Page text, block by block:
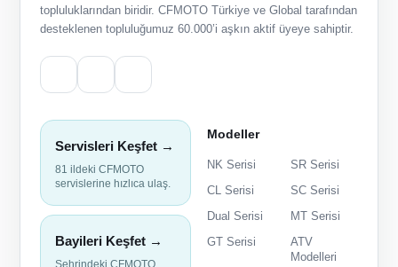
topluluklarından biridir. CFMOTO Türkiye ve Global tarafından
desteklenen topluluğumuz 60.000’i aşkın aktif üyeye sahiptir.
Servisleri Keşfet →
81 ildeki CFMOTO
servislerine hızlıca ulaş.
Bayileri Keşfet →
Modeller
NK Serisi
SR Serisi
CL Serisi
SC Serisi
Dual Serisi
MT Serisi
GT Serisi
ATV
Modelleri